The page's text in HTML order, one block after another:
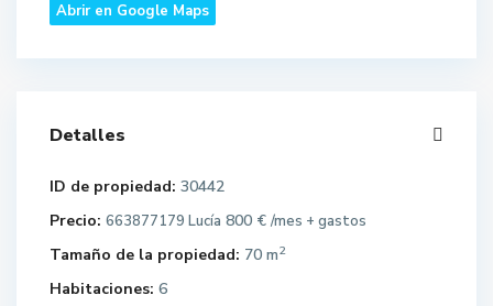
Abrir en Google Maps
Detalles
ID de propiedad: 30442
Precio: 663877179 Lucía 800 € /mes + gastos
Tamaño de la propiedad: 70 m2
Habitaciones: 6